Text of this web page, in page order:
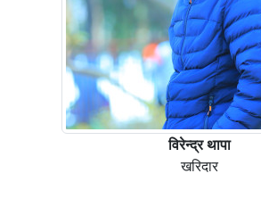
विरेन्द्र थापा
खरिदार